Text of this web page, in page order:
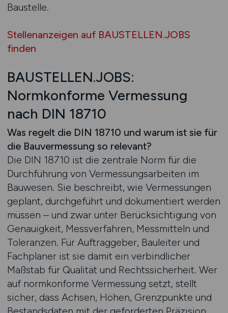
Baustelle.
Stellenanzeigen auf BAUSTELLEN.JOBS
finden
BAUSTELLEN.JOBS:
Normkonforme Vermessung
nach DIN 18710
Was regelt die DIN 18710 und warum ist sie für
die Bauvermessung so relevant?
Die DIN 18710 ist die zentrale Norm für die
Durchführung von Vermessungsarbeiten im
Bauwesen. Sie beschreibt, wie Vermessungen
geplant, durchgeführt und dokumentiert werden
müssen – und zwar unter Berücksichtigung von
Genauigkeit, Messverfahren, Messmitteln und
Toleranzen. Für Auftraggeber, Bauleiter und
Fachplaner ist sie damit ein verbindlicher
Maßstab für Qualität und Rechtssicherheit. Wer
auf normkonforme Vermessung setzt, stellt
sicher, dass Achsen, Höhen, Grenzpunkte und